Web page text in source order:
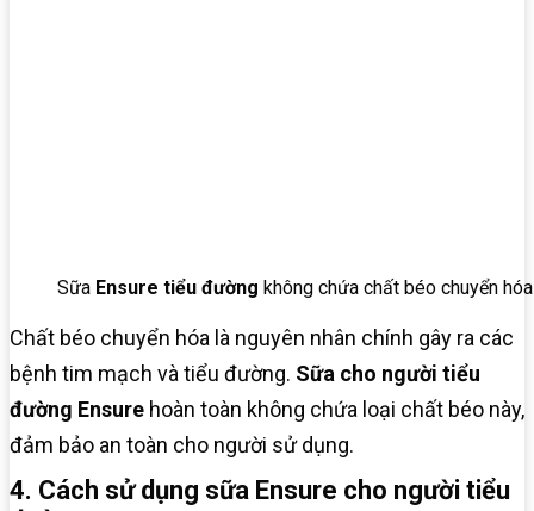
Sữa Ensure tiểu đường không chứa chất béo chuyển hóa
Chất béo chuyển hóa là nguyên nhân chính gây ra các
bệnh tim mạch và tiểu đường. Sữa cho người tiểu
đường Ensure hoàn toàn không chứa loại chất béo này,
đảm bảo an toàn cho người sử dụng.
4. Cách sử dụng sữa Ensure cho người tiểu